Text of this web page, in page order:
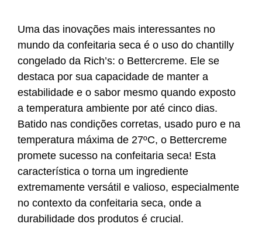
Uma das inovações mais interessantes no
mundo da confeitaria seca é o uso do chantilly
congelado da Rich’s: o Bettercreme. Ele se
destaca por sua capacidade de manter a
estabilidade e o sabor mesmo quando exposto
a temperatura ambiente por até cinco dias.
Batido nas condições corretas, usado puro e na
temperatura máxima de 27ºC, o Bettercreme
promete sucesso na confeitaria seca! Esta
característica o torna um ingrediente
extremamente versátil e valioso, especialmente
no contexto da confeitaria seca, onde a
durabilidade dos produtos é crucial.